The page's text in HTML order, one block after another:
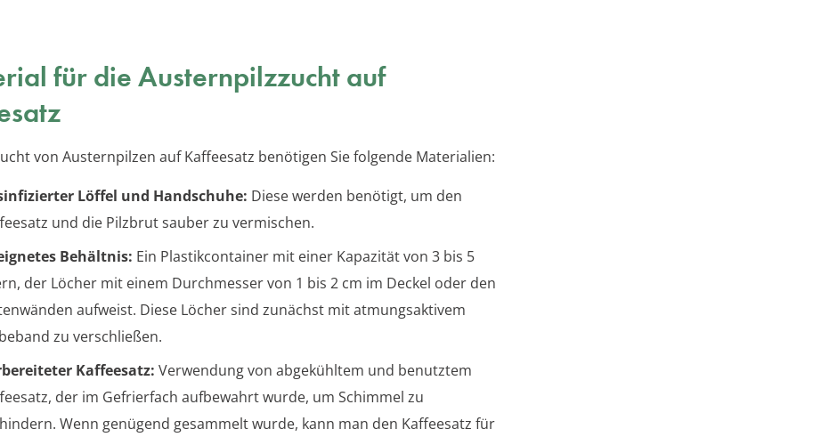
für die Austernpilzzucht auf
von Austernpilzen auf Kaffeesatz benötigen Sie folgende Materialien:
Löffel und Handschuhe: Diese werden benötigt, um den
und die Pilzbrut sauber zu vermischen.
Behältnis: Ein Plastikcontainer mit einer Kapazität von 3 bis 5
der Löcher mit einem Durchmesser von 1 bis 2 cm im Deckel oder den
aufweist. Diese Löcher sind zunächst mit atmungsaktivem
zu verschließen.
Kaffeesatz: Verwendung von abgekühltem und benutztem
der im Gefrierfach aufbewahrt wurde, um Schimmel zu
Wenn genügend gesammelt wurde, kann man den Kaffeesatz für